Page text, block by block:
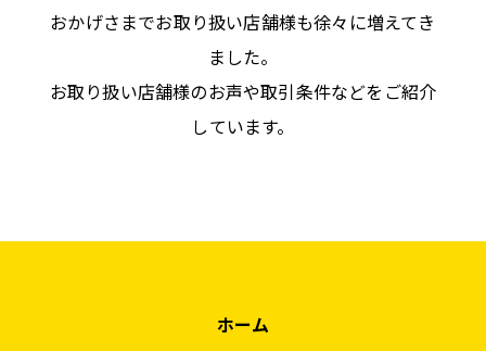
おかげさまでお取り扱い店舗様も徐々に増えてき
ました。
お取り扱い店舗様のお声や取引条件などをご紹介
しています。
ホーム